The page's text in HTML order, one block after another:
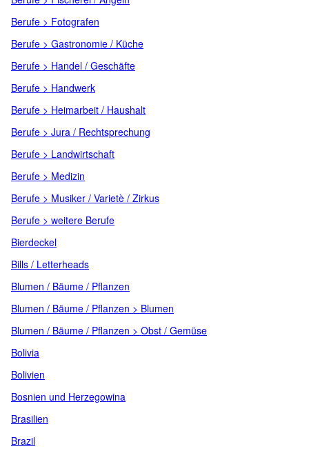
Berufe > Fotografen
Berufe > Gastronomie / Küche
Berufe > Handel / Geschäfte
Berufe > Handwerk
Berufe > Heimarbeit / Haushalt
Berufe > Jura / Rechtsprechung
Berufe > Landwirtschaft
Berufe > Medizin
Berufe > Musiker / Varietè / Zirkus
Berufe > weitere Berufe
Bierdeckel
Bills / Letterheads
Blumen / Bäume / Pflanzen
Blumen / Bäume / Pflanzen > Blumen
Blumen / Bäume / Pflanzen > Obst / Gemüse
Bolivia
Bolivien
Bosnien und Herzegowina
Brasilien
Brazil